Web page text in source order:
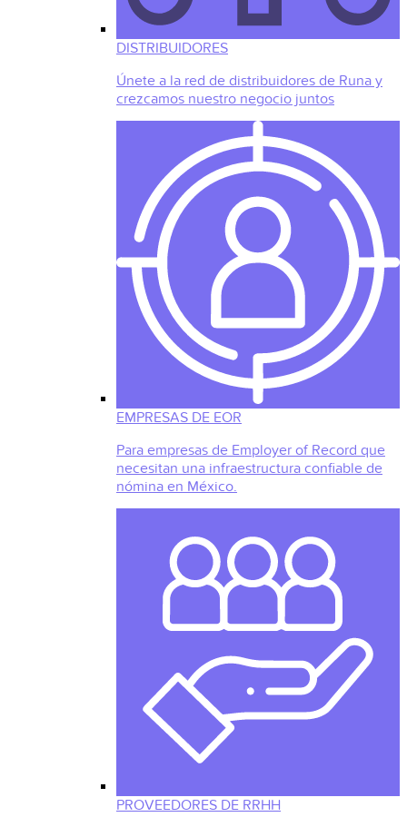
DISTRIBUIDORES
Únete a la red de distribuidores de Runa y
crezcamos nuestro negocio juntos
EMPRESAS DE EOR
Para empresas de Employer of Record que
necesitan una infraestructura confiable de
nómina en México.
PROVEEDORES DE RRHH